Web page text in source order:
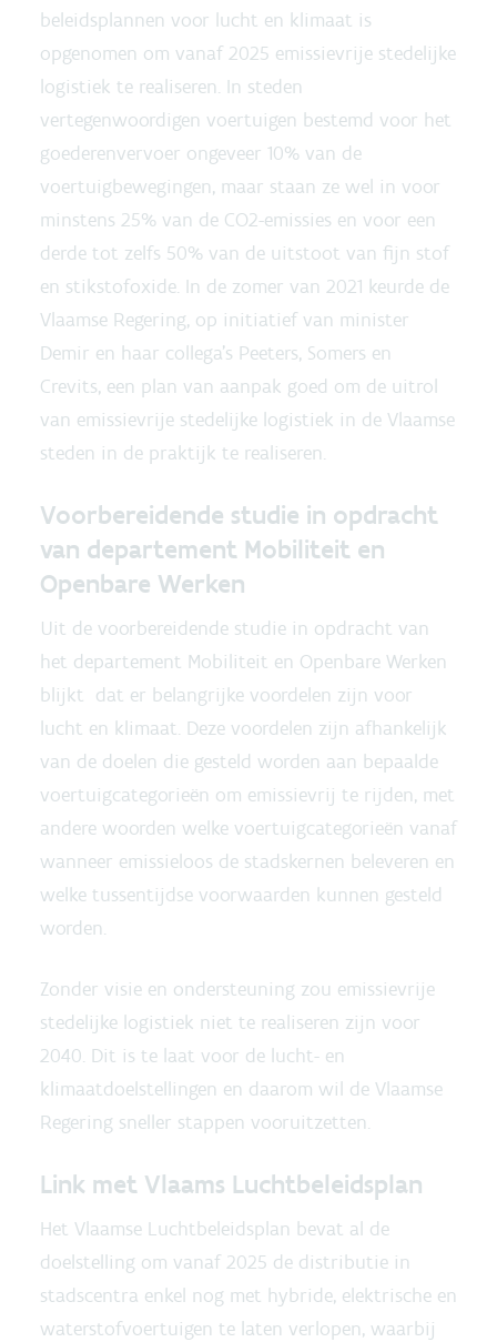
beleidsplannen voor lucht en klimaat is
opgenomen om vanaf 2025 emissievrije stedelijke
logistiek te realiseren. In steden
vertegenwoordigen voertuigen bestemd voor het
goederenvervoer ongeveer 10% van de
voertuigbewegingen, maar staan ze wel in voor
minstens 25% van de CO2-emissies en voor een
derde tot zelfs 50% van de uitstoot van fijn stof
en stikstofoxide. In de zomer van 2021 keurde de
Vlaamse Regering, op initiatief van minister
Demir en haar collega’s Peeters, Somers en
Crevits, een plan van aanpak goed om de uitrol
van emissievrije stedelijke logistiek in de Vlaamse
steden in de praktijk te realiseren.
Voorbereidende studie in opdracht
van departement Mobiliteit en
Openbare Werken
Uit de voorbereidende studie in opdracht van
het departement Mobiliteit en Openbare Werken
blijkt dat er belangrijke voordelen zijn voor
lucht en klimaat. Deze voordelen zijn afhankelijk
van de doelen die gesteld worden aan bepaalde
voertuigcategorieën om emissievrij te rijden, met
andere woorden welke voertuigcategorieën vanaf
wanneer emissieloos de stadskernen beleveren en
welke tussentijdse voorwaarden kunnen gesteld
worden.
Zonder visie en ondersteuning zou emissievrije
stedelijke logistiek niet te realiseren zijn voor
2040. Dit is te laat voor de lucht- en
klimaatdoelstellingen en daarom wil de Vlaamse
Regering sneller stappen vooruitzetten.
Link met Vlaams Luchtbeleidsplan
Het Vlaamse Luchtbeleidsplan bevat al de
doelstelling om vanaf 2025 de distributie in
stadscentra enkel nog met hybride, elektrische en
waterstofvoertuigen te laten verlopen, waarbij